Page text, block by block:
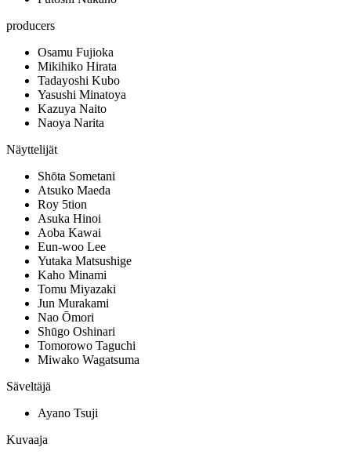
producers
Osamu Fujioka
Mikihiko Hirata
Tadayoshi Kubo
Yasushi Minatoya
Kazuya Naito
Naoya Narita
Näyttelijät
Shōta Sometani
Atsuko Maeda
Roy 5tion
Asuka Hinoi
Aoba Kawai
Eun-woo Lee
Yutaka Matsushige
Kaho Minami
Tomu Miyazaki
Jun Murakami
Nao Ōmori
Shūgo Oshinari
Tomorowo Taguchi
Miwako Wagatsuma
Säveltäjä
Ayano Tsuji
Kuvaaja